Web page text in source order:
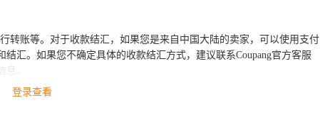
转账等。对于收款结汇，如果您是来自中国大陆的卖家，可以使用支付
汇。如果您不确定具体的收款结汇方式，建议联系Coupang官方客服
。
登录查看